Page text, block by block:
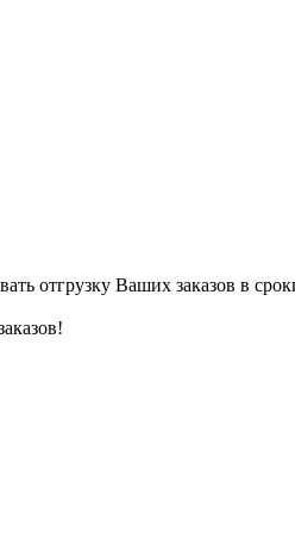
отгрузку Ваших заказов в